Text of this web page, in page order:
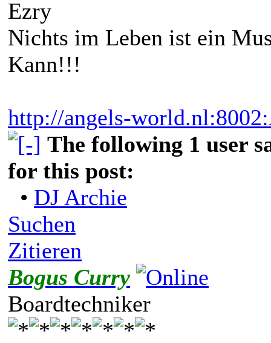
Ezry
Nichts im Leben ist ein
Kann!!!
http://angels-
The following 1 user
for this post:
• DJ Archie
Suchen
Zitieren
Bogus Curry
Boardtechniker